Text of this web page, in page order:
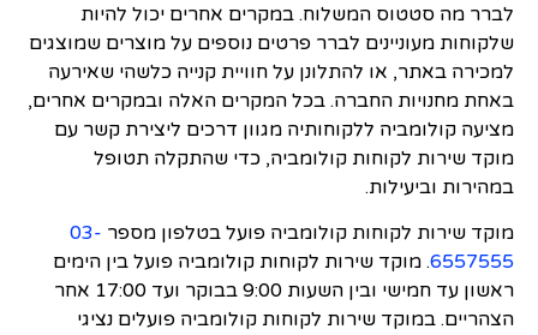
לברר מה סטטוס המשלוח. במקרים אחרים יכול להיות
שלקוחות מעוניינים לברר פרטים נוספים על מוצרים שמוצגים
למכירה באתר, או להתלונן על חוויית קנייה כלשהי שאירעה
באחת מחנויות החברה. בכל המקרים האלה ובמקרים אחרים,
מציעה קולומביה ללקוחותיה מגוון דרכים ליצירת קשר עם
מוקד שירות לקוחות קולומביה, כדי שהתקלה תטופל
במהירות וביעילות.
מוקד שירות לקוחות קולומביה פועל בטלפון מספר 03-
6557555. מוקד שירות לקוחות קולומביה פועל בין הימים
ראשון עד חמישי ובין השעות 9:00 בבוקר ועד 17:00 אחר
הצהריים. במוקד שירות לקוחות קולומביה פועלים נציגי